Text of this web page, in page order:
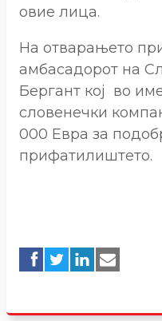
овие лица.
На отварањето
амбасадорот на
Бергант кој во
словенечки
000 Евра за
прифатилиштето.